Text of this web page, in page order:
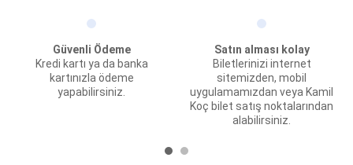
Güvenli Ödeme
Kredi kartı ya da banka
kartınızla ödeme
yapabilirsiniz.
Satın alması kolay
Biletlerinizi internet
sitemizden, mobil
uygulamamızdan veya Kamil
Koç bilet satış noktalarından
alabilirsiniz.